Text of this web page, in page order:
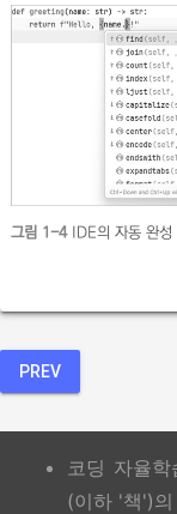
그림 1-4IDE의 자동 완성
PREV
코딩 자율
(이하 '책')